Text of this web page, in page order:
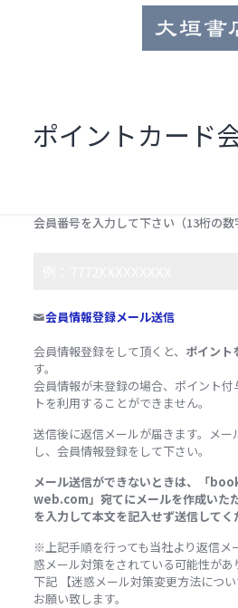
ポイントカード
会員番号を入力して下さい（13桁の数
会員情報登録メール送信
会員情報登録をして頂くと、 ポイント
す。
会員情報が未登録の場合、ポイント
トを利用することができません。
送信後に返信メールが届きます。メー
し、会員情報登録をして下さい。
メール送信ができないときは、「
web.com」宛てにメールを作成いた
を入力して本文を記入せず送信してく
※上記手順を行っても当社より返信メ
惑メール対策をされている可能性があ
下記 【迷惑メール対策変更方法につ
お願い致します。